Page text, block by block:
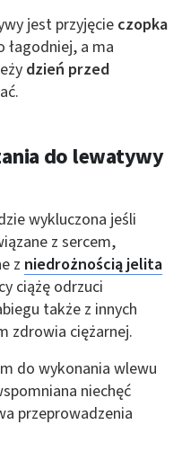
jest przyjęcie czopka
łagodniej, a ma
dzień przed
do lewatywy
wykluczona jeśli
z sercem,
z niedrożnością jelita
ciążę odrzuci
także z innych
zdrowia ciężarnej.
do wykonania wlewu
niechęć
przeprowadzenia